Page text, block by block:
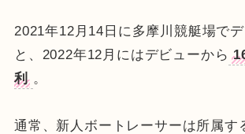
2021年12月14日に多摩川競艇場で
と、2022年12月にはデビューから
利 。
通常、新人ボートレーサーは所属す